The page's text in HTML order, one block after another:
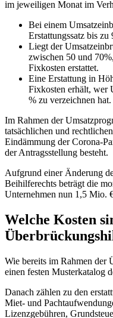
im jeweiligen Monat im
Bei einem
Erstattungssatz bis zu
Liegt der
zwischen 50 und
Fixkosten erstattet.
Eine Erstattung in
Fixkosten erhält, wer
% zu verzeichnen hat.
Im Rahmen der
tatsächlichen und
Eindämmung der Corona-
der Antragsstellung besteht.
Aufgrund einer Änderung
Beihilferechts beträgt die
Unternehmen nun 1,5 Mio.
Welche Kosten
Wie bereits im Rahmen der
einen festen Musterkatalog
Danach zählen zu den
Miet- und
Lizenzgebühren,